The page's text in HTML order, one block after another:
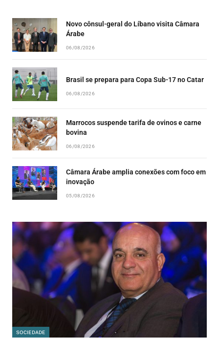
Novo cônsul-geral do Líbano visita Câmara
Árabe
06/08/2026
Brasil se prepara para Copa Sub-17 no Catar
06/08/2026
Marrocos suspende tarifa de ovinos e carne
bovina
06/08/2026
Câmara Árabe amplia conexões com foco em
inovação
05/08/2026
SOCIEDADE